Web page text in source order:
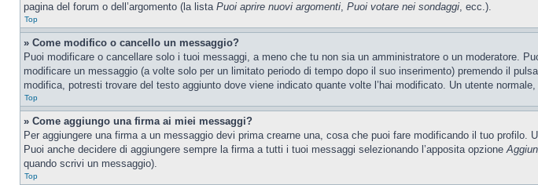
pagina del forum o dell’argomento (la lista Puoi aprire nuovi argomenti, Puoi votare nei sondaggi, ecc.).
Top
» Come modifico o cancello un messaggio?
Puoi modificare o cancellare solo i tuoi messaggi, a meno che tu non sia un amministratore o un moderatore.
modificare un messaggio (a volte solo per un limitato periodo di tempo dopo il suo inserimento) premendo il
modifica, potresti trovare del testo aggiunto dove viene indicato quante volte l’hai modificato. Un utente
Top
» Come aggiungo una firma ai miei messaggi?
Per aggiungere una firma a un messaggio devi prima crearne una, cosa che puoi fare modificando il tuo
Puoi anche decidere di aggiungere sempre la firma a tutti i tuoi messaggi selezionando l’apposita opzione
quando scrivi un messaggio).
Top